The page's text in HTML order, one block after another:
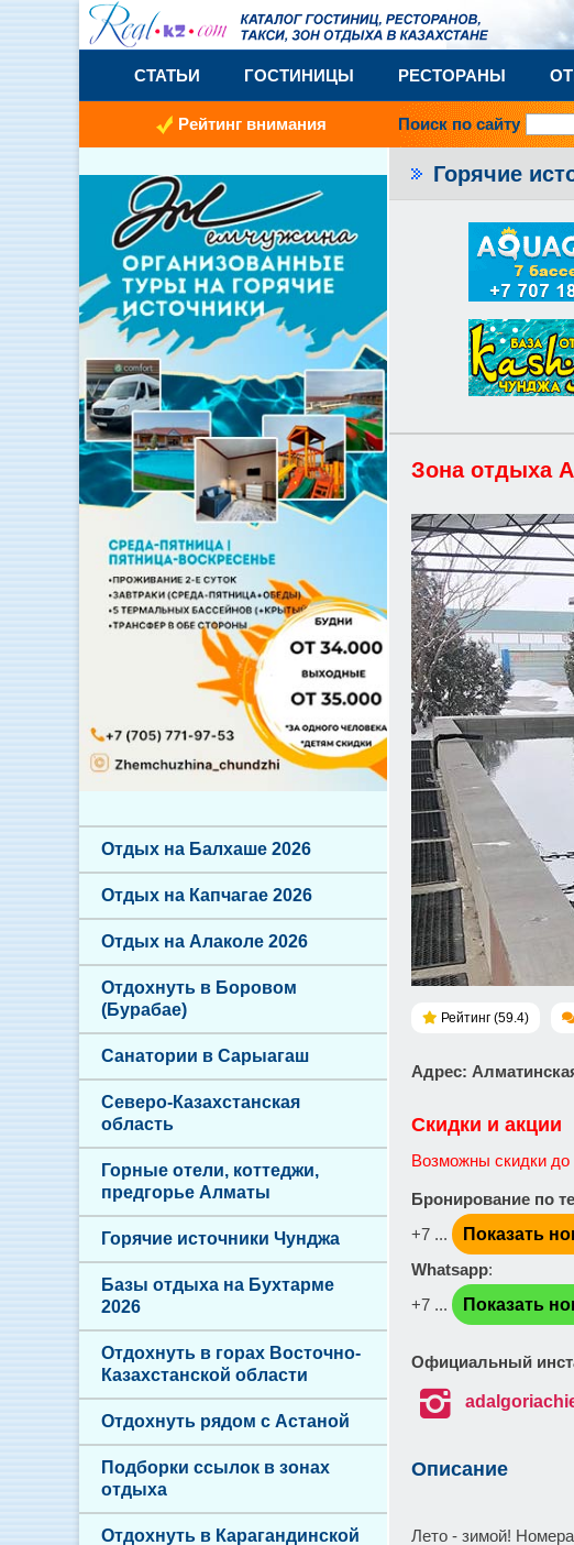
СТАТЬИ ГОСТИНИЦЫ РЕСТОРАНЫ
Рейтинг внимания Поиск по сайту
Горячие
Зона отдыха
Рейтинг (59.4)
Адрес:
Скидки и акции
Возможны скидки до
Бронирование по
+7 ...
Показать
Whatsapp:
+7 ...
Показать
Официальный

Описание
Лето - зимой!
Отдых на Балхаше 2026
Отдых на Капчагае 2026
Отдых на Алаколе 2026
Отдохнуть в Боровом
(Бурабае)
Санатории в Сарыагаш
Северо-Казахстанская
область
Горные отели, коттеджи,
предгорье Алматы
Горячие источники Чунджа
Базы отдыха на Бухтарме
2026
Отдохнуть в горах Восточно-
Казахстанской области
Отдохнуть рядом с Астаной
Подборки ссылок в зонах
отдыха
Отдохнуть в Карагандинской